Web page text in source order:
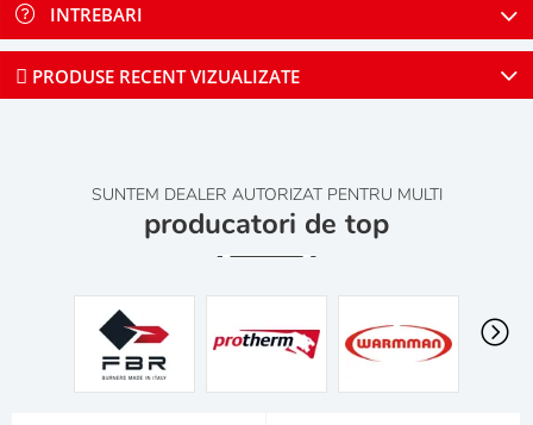
INTREBARI
PRODUSE RECENT VIZUALIZATE
SUNTEM DEALER AUTORIZAT PENTRU MULTI
producatori de top